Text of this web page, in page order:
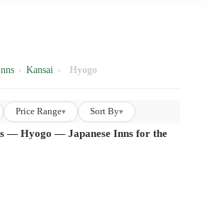
› Kansai › Hyogo
Price Range▾ Sort By▾
— Hyogo — Japanese Inns for the